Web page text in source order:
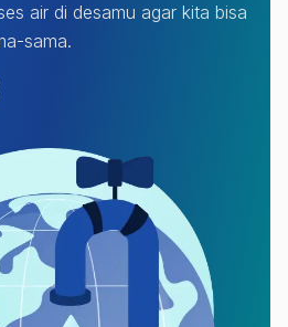
air di desamu agar kita bisa
sama.